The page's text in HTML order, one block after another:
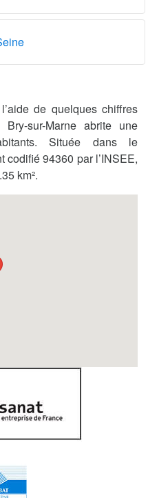
de quelques chiffres
sur-Marne abrite une
Située dans le
codifié 94360 par l’INSEE,
km².